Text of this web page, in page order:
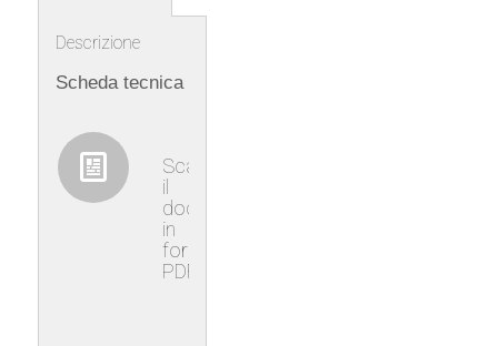
Descrizione
Scheda tecnica
Scaricare
il
documento
in
formato
PDF